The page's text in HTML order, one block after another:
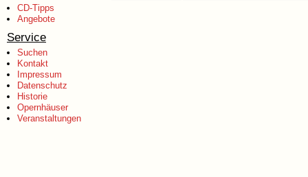
CD-Tipps
Angebote
Service
Suchen
Kontakt
Impressum
Datenschutz
Historie
Opernhäuser
Veranstaltungen